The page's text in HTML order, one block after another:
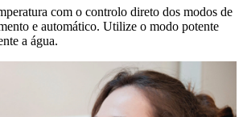
com o controlo direto dos modos de
e automático. Utilize o modo potente
a água.